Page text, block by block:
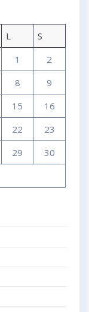
L
S
1
2
8
9
15
16
22
23
29
30